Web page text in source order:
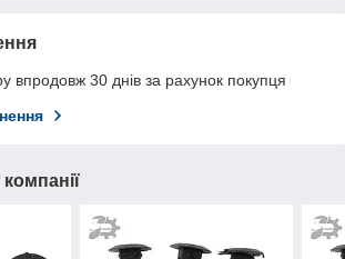
впродовж 30 днів за рахунок покупця